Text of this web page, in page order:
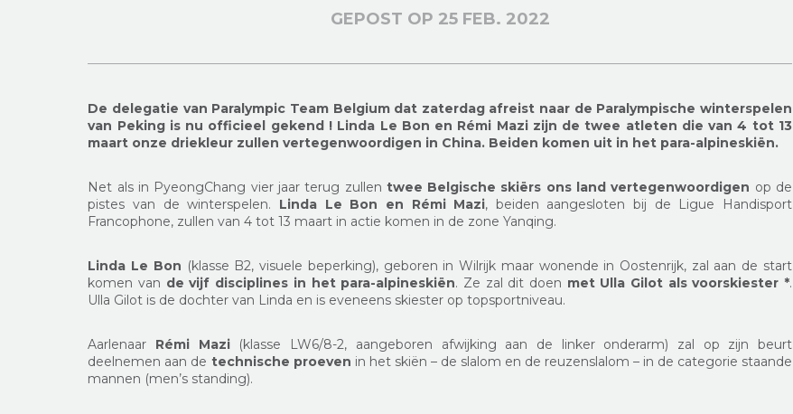
GEPOST OP 25 FEB. 2022
De delegatie van Paralympic Team Belgium dat zaterdag afreist naar de Paralympische winterspelen
van Peking is nu officieel gekend ! Linda Le Bon en Rémi Mazi zijn de twee atleten die van 4 tot 13
maart onze driekleur zullen vertegenwoordigen in China. Beiden komen uit in het para-alpineskiën.
Net als in PyeongChang vier jaar terug zullen twee Belgische skiërs ons land vertegenwoordigen op de
pistes van de winterspelen. Linda Le Bon en Rémi Mazi, beiden aangesloten bij de Ligue Handisport
Francophone, zullen van 4 tot 13 maart in actie komen in de zone Yanqing.
Linda Le Bon (klasse B2, visuele beperking), geboren in Wilrijk maar wonende in Oostenrijk, zal aan de start
komen van de vijf disciplines in het para-alpineskiën. Ze zal dit doen met Ulla Gilot als voorskiester *.
Ulla Gilot is de dochter van Linda en is eveneens skiester op topsportniveau.
Aarlenaar Rémi Mazi(klasse LW6/8-2, aangeboren afwijking aan de linker onderarm) zal op zijn beurt
deelnemen aan de technische proeven in het skiën – de slalom en de reuzenslalom – in de categorie staande
mannen (men’s standing).